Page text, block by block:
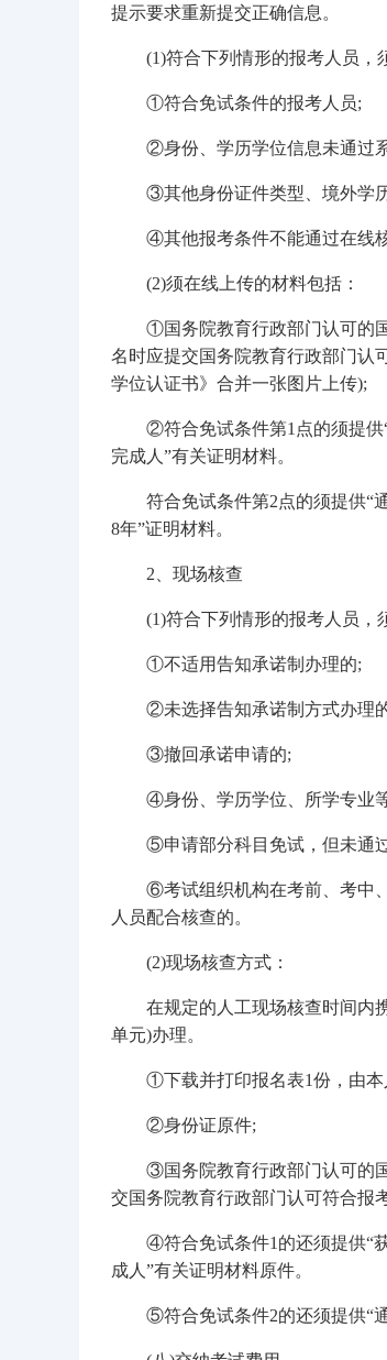
提示要求重新提交正确信息。
(1)符合下列情形的报考人员，
①符合免试条件的报考人员;
②身份、学历学位信息未通过系
③其他身份证件类型、境外学历
④其他报考条件不能通过在线核
(2)须在线上传的材料包括：
①国务院教育行政部门认可的国
名时应提交国务院教育行政部门认
学位认证书》合并一张图片上传);
②符合免试条件第1点的须提供“
完成人”有关证明材料。
符合免试条件第2点的须提供“通
8年”证明材料。
2、现场核查
(1)符合下列情形的报考人员，
①不适用告知承诺制办理的;
②未选择告知承诺制方式办理
③撤回承诺申请的;
④身份、学历学位、所学专业等
⑤申请部分科目免试，但未通
⑥考试组织机构在考前、考中、
人员配合核查的。
(2)现场核查方式：
在规定的人工现场核查时间内携
单元)办理。
①下载并打印报名表1份，由本
②身份证原件;
③国务院教育行政部门认可的国
交国务院教育行政部门认可符合报
④符合免试条件1的还须提供“获
成人”有关证明材料原件。
⑤符合免试条件2的还须提供“通